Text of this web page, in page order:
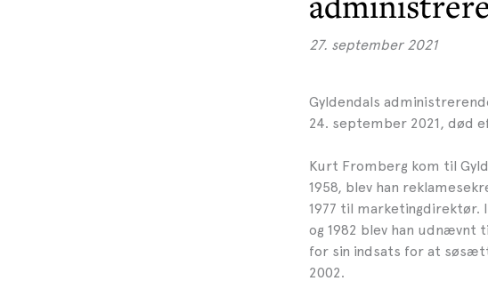
27. september 2021
Gyldendals
24. september 2021, død
Kurt Fromberg kom til
1958, blev han
1977 til marketingdirektør.
og 1982 blev han udnævnt
for sin indsats for at
2002.